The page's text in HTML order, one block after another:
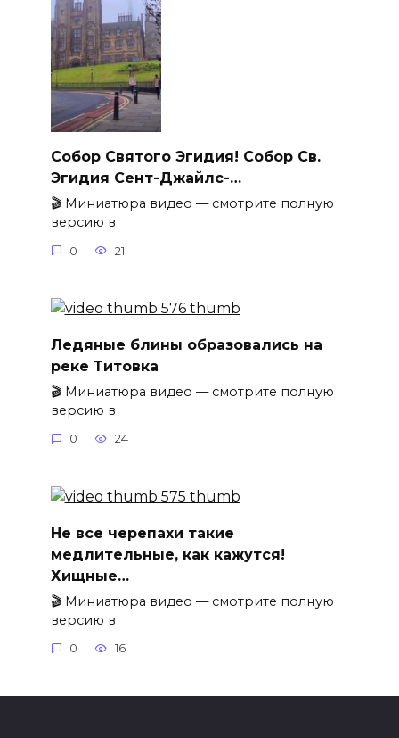
Собор Святого Эгидия! Собор Св.
Эгидия Сент-Джайлс-…
🎬 Миниатюра видео — смотрите полную
версию в
0 21
Ледяные блины образовались на
реке Титовка
🎬 Миниатюра видео — смотрите полную
версию в
0 24
Не все черепахи такие
медлительные, как кажутся!
Хищные…
🎬 Миниатюра видео — смотрите полную
версию в
0 16